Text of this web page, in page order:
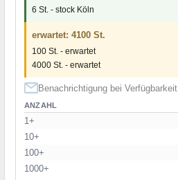
6 St. - stock Köln
erwartet: 4100 St.
100 St. - erwartet
4000 St. - erwartet
Benachrichtigung bei Verfügbarkeit
ANZAHL
1+
10+
100+
1000+